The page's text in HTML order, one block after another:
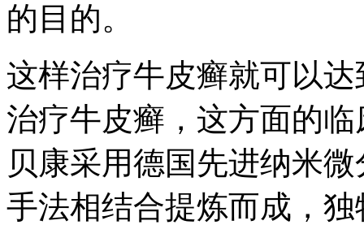
的目的。
这样治疗牛皮癣就可以
治疗牛皮癣，这方面的
贝康采用德国先进纳米
手法相结合提炼而成，